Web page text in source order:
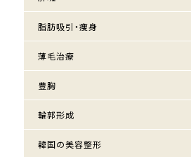
脂肪吸引・痩身
薄毛治療
豊胸
輪郭形成
韓国の美容整形